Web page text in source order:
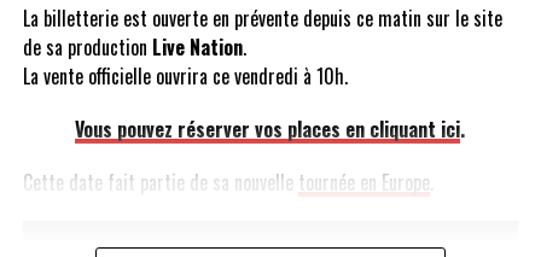
A LIRE AUSSI
Jean-Jacques Goldman est toujours la personnalité
préférée des Français
Daniel Guichard en tournée dès janvier 2015 et au Grand
Rex à Paris les 17 et 18 janvier 2015 !
La billetterie est ouverte en prévente depuis ce matin sur le site
de sa production Live Nation.
La vente officielle ouvrira ce vendredi à 10h.
Vous pouvez réserver vos places en cliquant ici.
Cette date fait partie de sa nouvelle tournée en Europe